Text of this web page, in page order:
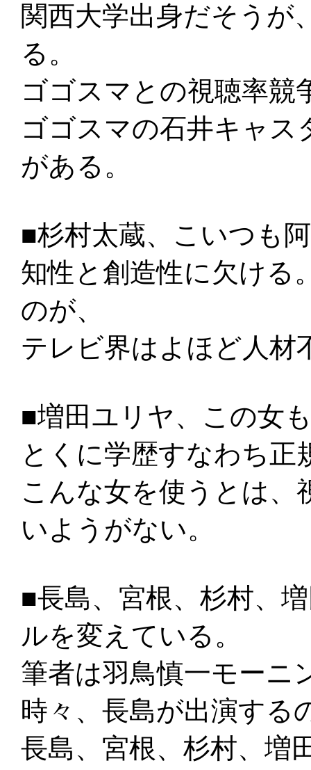
関西大学出身だそうが
る。
ゴゴスマとの視聴率競
ゴゴスマの石井キャス
がある。
■杉村太蔵、こいつも
知性と創造性に欠ける
のが、
テレビ界はよほど人材
■増田ユリヤ、この女
とくに学歴すなわち正
こんな女を使うとは、
いようがない。
■長島、宮根、杉村、
ルを変えている。
筆者は羽鳥慎一モーニ
時々、長島が出演する
長島、宮根、杉村、増